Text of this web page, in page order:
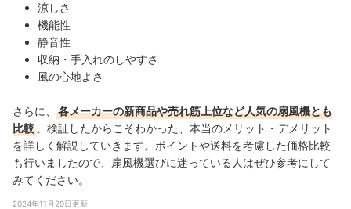
涼しさ
機能性
静音性
収納・手入れのしやすさ
風の心地よさ
さらに、
各メーカーの新商品や売れ筋上位など人気の扇風機とも
比較 。検証したからこそわかった、本当のメリット・デメリット
を詳しく解説していきます。ポイントや送料を考慮した価格比較
も行いましたので、扇風機選びに迷っている人はぜひ参考にして
みてください。
2024年11月29日更新